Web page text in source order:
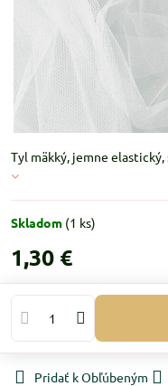
Tyl mäkký, jemne
Skladom (1 ks)
1,30 €
Pridať k Obľúbeným